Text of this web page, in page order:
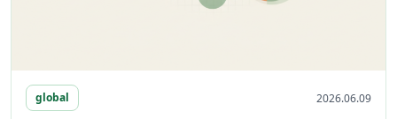
global 2026.06.09